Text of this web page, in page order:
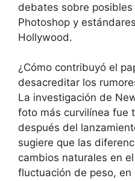
debates sobre
Photoshop y
Hollywood.
¿Cómo contribuyó el
desacreditar los
La investigación de
foto más curvilínea fue
después del
sugiere que las
cambios naturales en
fluctuación de peso,